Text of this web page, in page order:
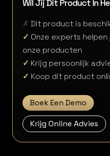
Wil Jij Dit Product In
✗ Dit product is
✓ Onze experts
onze producten
✓ Krijg persoonlijk
✓ Koop dit product
Boek Een Demo
Krijg Online Advies